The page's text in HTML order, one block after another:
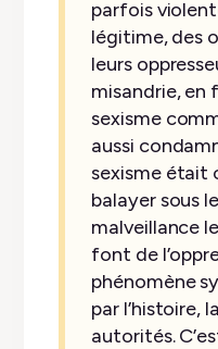
parfois
légitime, des
leurs
misandrie, en
sexisme
aussi
sexisme était
balayer sous
malveillance
font de
phénomène
par l’histoire,
autorités.